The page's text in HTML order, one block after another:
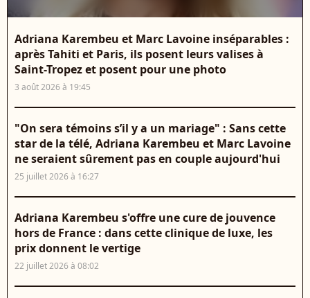
Adriana Karembeu et Marc Lavoine inséparables :
après Tahiti et Paris, ils posent leurs valises à
Saint-Tropez et posent pour une photo
3 août 2026 à 19:45
"On sera témoins s’il y a un mariage" : Sans cette
star de la télé, Adriana Karembeu et Marc Lavoine
ne seraient sûrement pas en couple aujourd'hui
25 juillet 2026 à 16:27
Adriana Karembeu s'offre une cure de jouvence
hors de France : dans cette clinique de luxe, les
prix donnent le vertige
22 juillet 2026 à 08:02